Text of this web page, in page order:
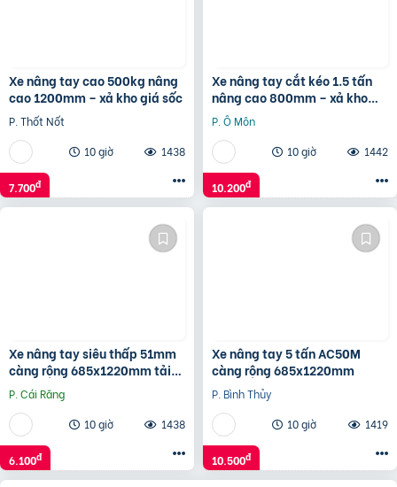
Xe nâng tay cao 500kg nâng
cao 1200mm – xả kho giá sốc
P. Thốt Nốt
10 giờ
1438
7.700đ
Xe nâng tay cắt kéo 1.5 tấn
nâng cao 800mm – xả kho
giá cực sốc
P. Ô Môn
10 giờ
1442
10.200đ
Xe nâng tay siêu thấp 51mm
càng rộng 685x1220mm tải
trọng 2 tấn
P. Cái Răng
10 giờ
1438
6.100đ
Xe nâng tay 5 tấn AC50M
càng rộng 685x1220mm
P. Bình Thủy
10 giờ
1419
10.500đ